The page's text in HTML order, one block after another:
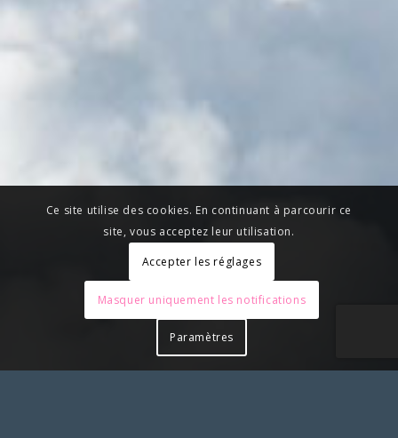
Ce site utilise des cookies. En continuant à parcourir ce
site, vous acceptez leur utilisation.
Accepter les réglages
Masquer uniquement les notifications
Paramètres